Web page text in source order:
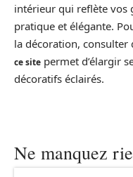
intérieur qui reflète vos
pratique et élégante.
la décoration, consulter
ce site permet d’élargir
décoratifs éclairés.
Ne manquez